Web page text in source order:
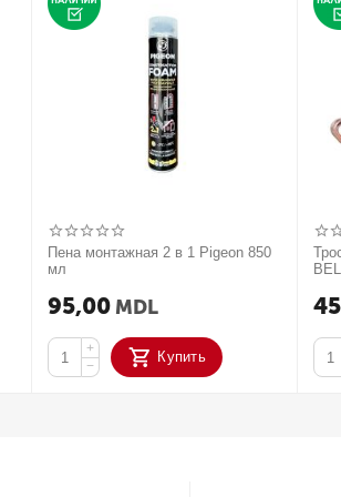
Пена монтажная 2 в 1 Pigeon 850
мл
95,00 MDL
+
−
Купить